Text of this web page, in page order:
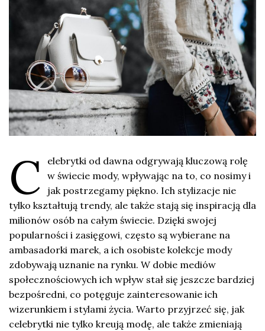
C
elebrytki od dawna odgrywają kluczową rolę
w świecie mody, wpływając na to, co nosimy i
jak postrzegamy piękno. Ich stylizacje nie
tylko kształtują trendy, ale także stają się inspiracją dla
milionów osób na całym świecie. Dzięki swojej
popularności i zasięgowi, często są wybierane na
ambasadorki marek, a ich osobiste kolekcje mody
zdobywają uznanie na rynku. W dobie mediów
społecznościowych ich wpływ stał się jeszcze bardziej
bezpośredni, co potęguje zainteresowanie ich
wizerunkiem i stylami życia. Warto przyjrzeć się, jak
celebrytki nie tylko kreują modę, ale także zmieniają